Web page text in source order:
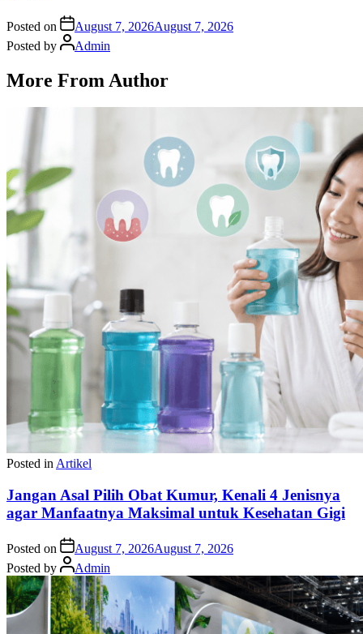
Posted on August 7, 2026August 7, 2026
Posted by
Admin
More From Author
Posted inArtikel
Jangan Asal Pilih Obat Kumur, Kenali 4 Jenisnya
agar Manfaatnya Maksimal untuk Kesehatan Gigi
Posted on August 7, 2026August 7, 2026
Posted by
Admin